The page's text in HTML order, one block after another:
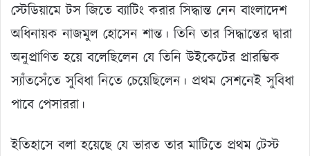
স্টেডিয়ামে টস জিতে ব্যাটিং করার সিদ্ধান্ত নেন বাংলাদেশ
অধিনায়ক নাজমুল হোসেন শান্ত। তিনি তার সিদ্ধান্তের দ্বারা
অনুপ্রাণিত হয়ে বলেছিলেন যে তিনি উইকেটের প্রারম্ভিক
স্যাঁতসেঁতে সুবিধা নিতে চেয়েছিলেন। প্রথম সেশনেই সুবিধা
পাবে পেসাররা।
ইতিহাসে বলা হয়েছে যে ভারত তার মাটিতে প্রথম টেস্ট